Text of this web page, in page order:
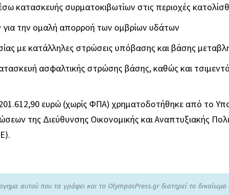
κατασκευής συρματοκιβωτίων στις περιοχές
την ομαλή απορροή των ομβρίων υδάτων
με κατάλληλες στρώσεις υπόβασης και βάσης
ασφαλτικής στρώσης βάσης, καθώς και
ευρώ (χωρίς ΦΠΑ) χρηματοδοτήθηκε από το
της Διεύθυνσης Οικονομικής και Αναπτυξιακής
αυτού που τα γράφει και το OlymposPress.gr διατηρεί το